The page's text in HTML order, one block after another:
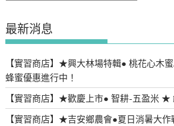
最新消息
【實習商店】★興大林場特輯● 桃花心木
蜂蜜優惠進行中！
【實習商店】★歡慶上市● 智耕-五盈米 ★
【實習商店】★吉安鄉農會●夏日消暑大